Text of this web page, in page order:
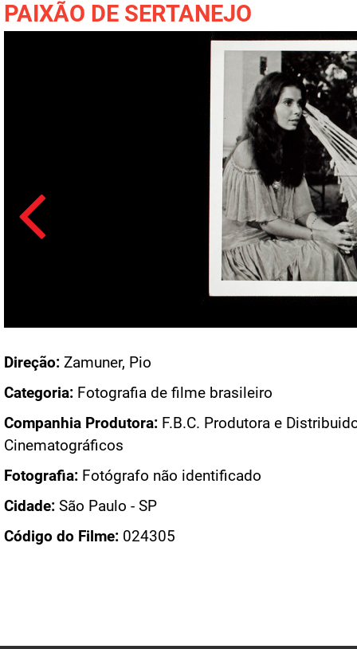
PAIXÃO DE SERTANEJO
Direção: Zamuner, Pio
Categoria: Fotografia de filme brasileiro
Companhia Produtora: F.B.C. Produtora e
Cinematográficos
Fotografia: Fotógrafo não identificado
Cidade: São Paulo - SP
Código do Filme: 024305